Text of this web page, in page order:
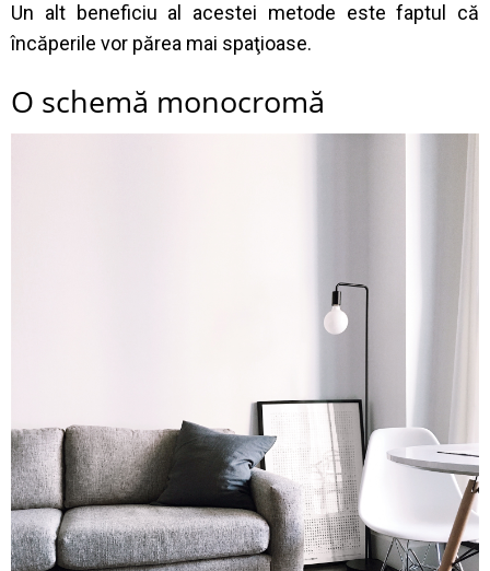
Un alt beneficiu al acestei metode este faptul că
încăperile vor părea mai spaţioase.
O schemă monocromă